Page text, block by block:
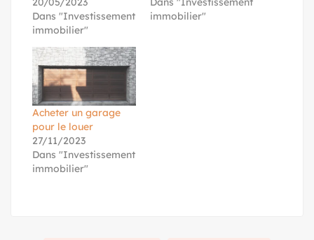
Dans "Investissement
immobilier"
immobilier"
Acheter un garage
pour le louer
27/11/2023
Dans "Investissement
immobilier"